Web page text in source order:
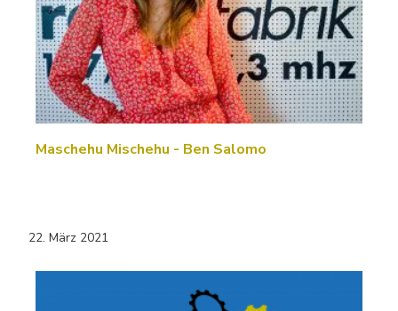
Maschehu Mischehu - Ben Salomo
22. März 2021